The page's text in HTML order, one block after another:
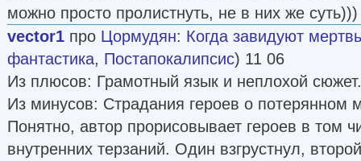
можно просто пролистнуть, не в них же суть)))
vector1 про Цормудян: Когда завидуют
фантастика, Постапокалипсис) 11 06
Из плюсов: Грамотный язык и неплохой сюжет.
Из минусов: Страдания героев о потерянном
Понятно, автор прорисовывает героев в том
внутренних терзаний. Один взгрустнул,